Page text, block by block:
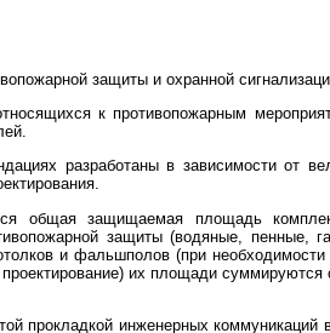
защиты и охранной
к противопожарным
разработаны в зависимости от
общая защищаемая площадь
защиты (водяные,
и фальшполов (при
проектирование) их площади
прокладкой инженерных коммуникаций